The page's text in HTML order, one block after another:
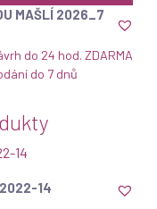
MAŠLÍ 2026_7
do 24 hod. ZDARMA
do 7 dnů
2022-14